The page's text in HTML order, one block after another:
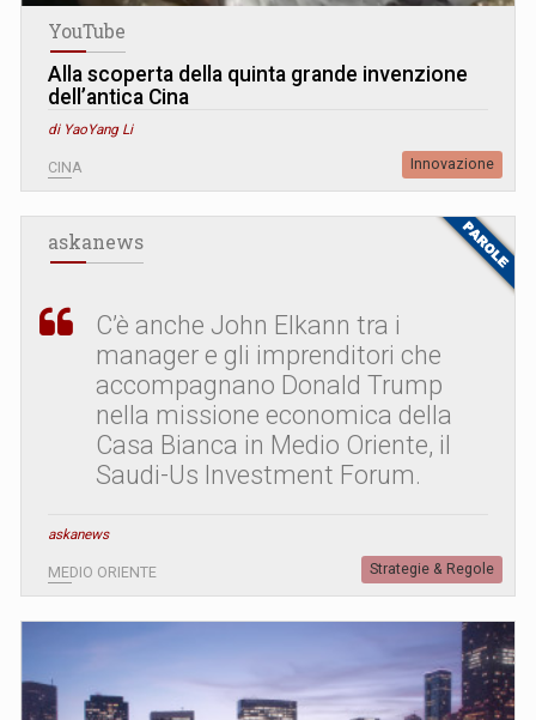
YouTube
Alla scoperta della quinta grande invenzione
dell’antica Cina
di YaoYang Li
CINA Innovazione
askanews
C’è anche John Elkann tra i
manager e gli imprenditori che
accompagnano Donald Trump
nella missione economica della
Casa Bianca in Medio Oriente, il
Saudi-Us Investment Forum.
askanews
MEDIO ORIENTE Strategie & Regole